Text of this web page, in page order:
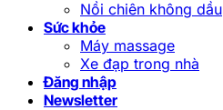
Nồi chiên không dầu
Sức khỏe
Máy massage
Xe đạp trong nhà
Đăng nhập
Newsletter